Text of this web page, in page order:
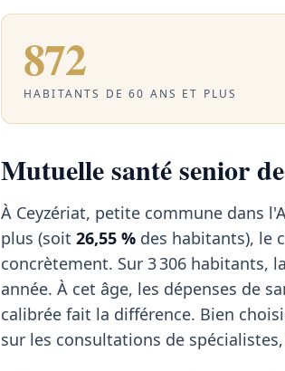
872
HABITANTS DE 60 ANS ET PLUS
Mutuelle santé senior
À Ceyzériat, petite commune dans
plus (soit 26,55 % des habitants), le
concrètement. Sur 3 306 habitants,
année. À cet âge, les dépenses de
calibrée fait la différence. Bien
sur les consultations de